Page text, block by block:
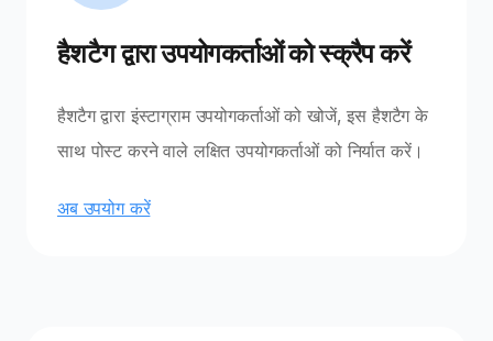
हैशटैग द्वारा उपयोगकर्ताओं को स्क्रैप करें
हैशटैग द्वारा इंस्टाग्राम उपयोगकर्ताओं को खोजें, इस हैशटैग के
साथ पोस्ट करने वाले लक्षित उपयोगकर्ताओं को निर्यात करें।
अब उपयोग करें